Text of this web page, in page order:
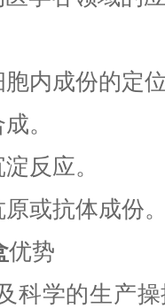
内成份的定
。
反应。
或抗体成份
优势
科学的生产